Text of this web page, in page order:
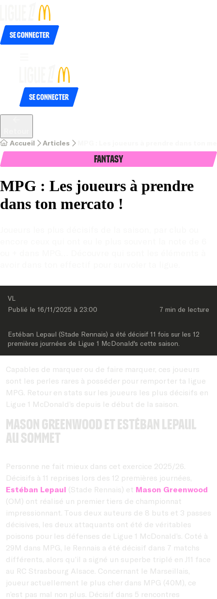
Se connecter
Se connecter
Accueil Articles
Fantasy
MPG : Les joueurs à prendre
dans ton mercato !
VL
Publié le 16/11/2025 à 23:00 7 min de lecture
Estéban Lepaul (Stade Rennais) a été décisif 11 fois sur les 12
premières journées de Ligue 1 McDonald's cette saison.
Capables de marquer ou de faire marquer, ces joueurs
sont les perles rares à posséder pour remporter ta ligue
MPG. Retour en stats sur les joueurs les plus décisifs en
Ligue 1 McDonald’s depuis le début de la saison.
Mason Greenwood et Estéban Lepaul
au sommet
Personne ne fait mieux dans cet exercice 2025/26.
Décisifs à 11 reprises lors des 12 premières journées,
Estéban Lepaul (Stade Rennais) et Mason Greenwood
(OM) ont réalisé un premier tiers de championnat
impressionnant. Tous deux auteurs de 8 buts et 3 passes
décisives, les deux attaquants ont été de véritables
poisons pour les défenses de Ligue 1 McDonald’s. Coté à
29M dans MPG, le Rennais a été décisif dans 7 matchs
différents, alors qu’il a signé un superbe triplé en J11 face
au RC Strasbourg Alsace. Concernant le Marseillais,
joueur actuellement le plus cher dans MPG (40M), ce
n’est pas mal non plus. Décisif dans 5 rencontres